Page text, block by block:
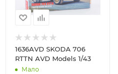
1636AVD SKODA 706
RTTN AVD Models 1/43
Мало